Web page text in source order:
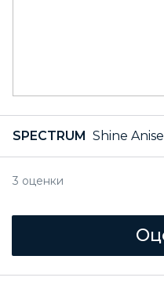
SPECTRUM Shine Anise
3 оценки